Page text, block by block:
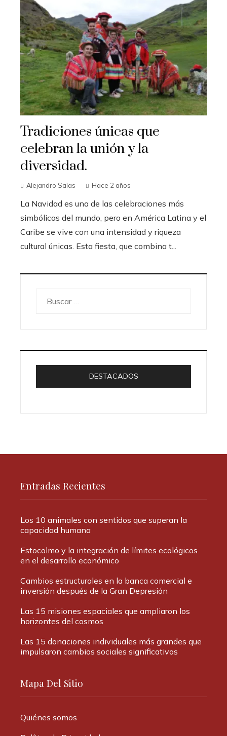
Tradiciones únicas que
celebran la unión y la
diversidad.
Alejandro Salas Hace 2 años
La Navidad es una de las celebraciones más
simbólicas del mundo, pero en América Latina y el
Caribe se vive con una intensidad y riqueza
cultural únicas. Esta fiesta, que combina t...
DESTACADOS
Entradas Recientes
Los 10 animales con sentidos que superan la
capacidad humana
Estocolmo y la integración de límites ecológicos
en el desarrollo económico
Cambios estructurales en la banca comercial e
inversión después de la Gran Depresión
Las 15 misiones espaciales que ampliaron los
horizontes del cosmos
Las 15 donaciones individuales más grandes que
impulsaron cambios sociales significativos
Mapa Del Sitio
Quiénes somos